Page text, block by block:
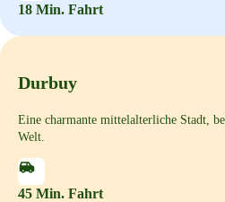
18 Min. Fahrt
Durbuy
Eine charmante mittelalterliche Stadt,
Welt.
45 Min. Fahrt